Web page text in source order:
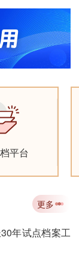
平台
更多
年试点档案工